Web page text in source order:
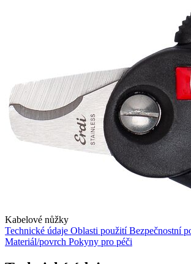
Kabelové nůžky
Technické údaje Oblasti použití Bezpečnostní
Materiál/povrch Pokyny pro péči